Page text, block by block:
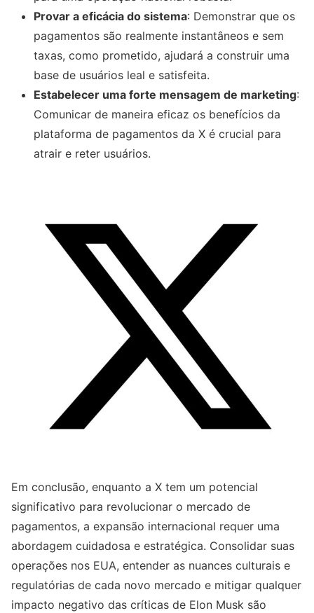
Provar a eficácia do sistema: Demonstrar que os
pagamentos são realmente instantâneos e sem
taxas, como prometido, ajudará a construir uma
base de usuários leal e satisfeita.
Estabelecer uma forte mensagem de marketing:
Comunicar de maneira eficaz os benefícios da
plataforma de pagamentos da X é crucial para
atrair e reter usuários.
Em conclusão, enquanto a X tem um potencial
significativo para revolucionar o mercado de
pagamentos, a expansão internacional requer uma
abordagem cuidadosa e estratégica. Consolidar suas
operações nos EUA, entender as nuances culturais e
regulatórias de cada novo mercado e mitigar qualquer
impacto negativo das críticas de Elon Musk são